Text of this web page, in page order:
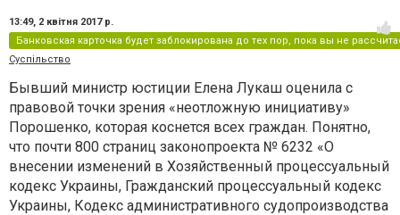
13:49, 2 квітня 2017 р.
Банковская карточка будет заблокирована до тех пор, пока вы не
Суспільство
Бывший министр юстиции Елена Лукаш оценила с
правовой точки зрения «неотложную инициативу»
Порошенко, которая коснется всех граждан. Понятно,
что почти 800 страниц законопроекта № 6232 «О
внесении изменений в Хозяйственный процессуальный
кодекс Украины, Гражданский процессуальный кодекс
Украины, Кодекс административного судопроизводства